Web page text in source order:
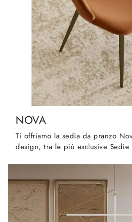
NOVA
Ti offriamo la sedia da pranzo
design, tra le più esclusive Sedie